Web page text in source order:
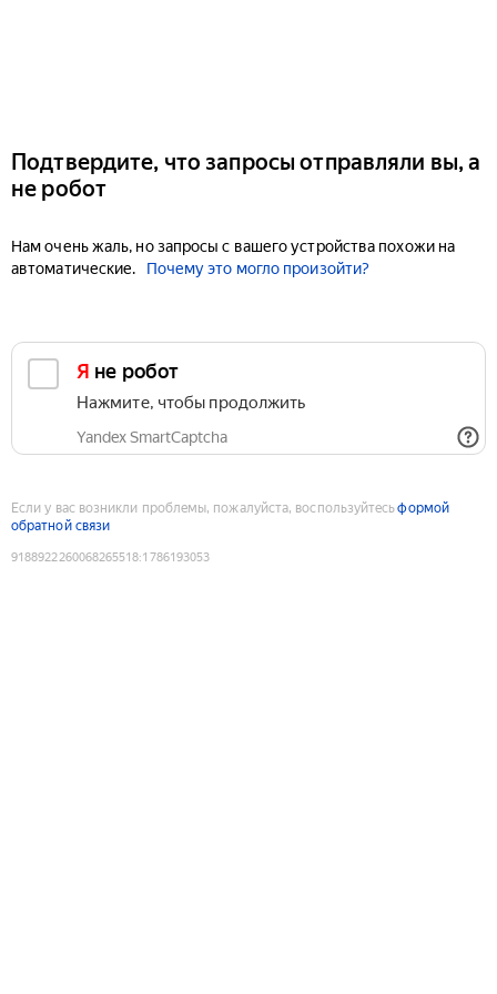
Подтвердите, что запросы отправляли вы, а
не робот
Нам очень жаль, но запросы с вашего устройства похожи на
автоматические.
Почему это могло произойти?
Я не робот
Нажмите, чтобы продолжить
Yandex SmartCaptcha
Если у вас возникли проблемы, пожалуйста, воспользуйтесьформой
обратной связи
9188922260068265518:1786193053